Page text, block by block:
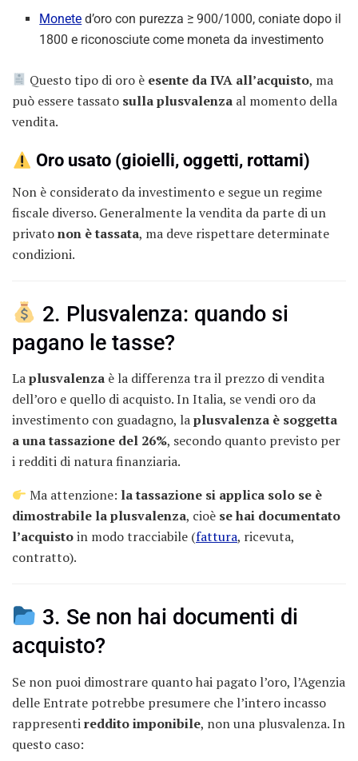
Monete d’oro con purezza ≥ 900/1000, coniate dopo il
1800 e riconosciute come moneta da investimento
Questo tipo di oro è esente da IVA all’acquisto, ma
può essere tassato sulla plusvalenza al momento della
vendita.
Oro usato (gioielli, oggetti, rottami)
Non è considerato da investimento e segue un regime
fiscale diverso. Generalmente la vendita da parte di un
privatonon è tassata, ma deve rispettare determinate
condizioni.
2. Plusvalenza: quando si
pagano le tasse?
Laplusvalenza è la differenza tra il prezzo di vendita
dell’oro e quello di acquisto. In Italia, se vendi oro da
investimento con guadagno, laplusvalenza è soggetta
a una tassazione del 26%, secondo quanto previsto per
i redditi di natura finanziaria.
Ma attenzione: la tassazione si applica solo se è
dimostrabile la plusvalenza, cioè se hai documentato
l’acquistoin modo tracciabile (fattura, ricevuta,
contratto).
3. Se non hai documenti di
acquisto?
Se non puoi dimostrare quanto hai pagato l’oro, l’Agenzia
delle Entrate potrebbe presumere che l’intero incasso
rappresentireddito imponibile, non una plusvalenza. In
questo caso: